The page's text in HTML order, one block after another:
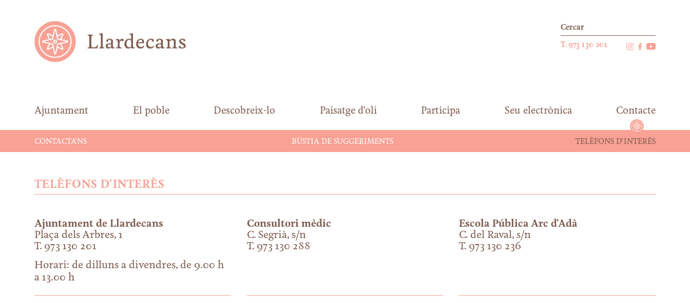
T. 973 130 201
Ajuntament El poble Descobreix-lo Paisatge d’oli Participa Seu electrònica Contacte
CONTACTA’NS BÚSTIA DE SUGGERIMENTS TELÈFONS D’INTERÈS
TELÈFONS D’INTERÈS
Ajuntament de Llardecans
Plaça dels Arbres, 1
T. 973 130 201
Horari: de dilluns a divendres, de 9.00 h
a 13.00 h
Consultori mèdic
C. Segrià, s/n
T. 973 130 288
Escola Pública Arc d’Adà
C. del Raval, s/n
T. 973 130 236